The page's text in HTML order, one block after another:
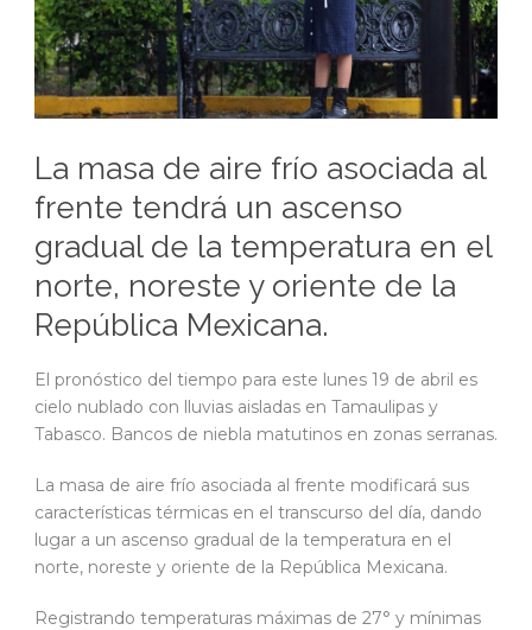
La masa de aire frío asociada al
frente tendrá un ascenso
gradual de la temperatura en el
norte, noreste y oriente de la
República Mexicana.
El pronóstico del tiempo para este lunes 19 de abril es
cielo nublado con lluvias aisladas en Tamaulipas y
Tabasco. Bancos de niebla matutinos en zonas serranas.
La masa de aire frío asociada al frente modificará sus
características térmicas en el transcurso del día, dando
lugar a un ascenso gradual de la temperatura en el
norte, noreste y oriente de la República Mexicana.
Registrando temperaturas máximas de 27° y mínimas